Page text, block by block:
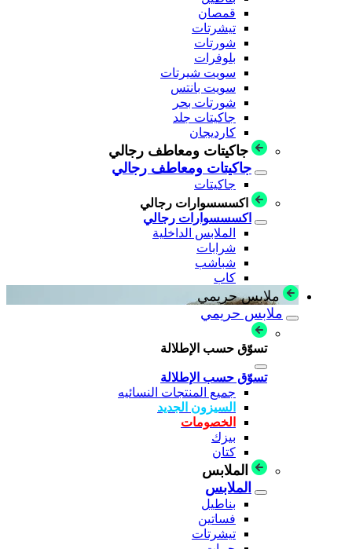
قمصان
تيشرتات
شورتات
بلوفرات
سويت شيرتات
سويت بانتس
شورتات بحر
جاكيتات جلد
كارديجان
جاكيتات ومعاطف رجالي
جاكيتات ومعاطف رجالي
جاكيتات
اكسسسوارات رجالي
اكسسسوارات رجالي
الملابس الداخلية
شرابات
شباشب
كاب
ملابس حريمي
ملابس حريمي
تسوّق حسب الإطلالة
تسوّق حسب الإطلالة
جميع المنتجات النسائيه
السيزون الجديد
الخصومات
بيزك
كتان
الملابس
الملابس
بناطيل
فساتين
تيشرتات